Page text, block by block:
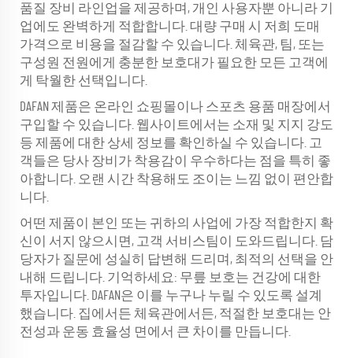
품질 장비 라인업을 제공하며, 개인 사용자뿐 아니라 기
업에도 완벽하게 적합합니다. 대량 구매 시 저희 도매
가격으로 비용을 절감할 수 있습니다. 체육관, 팀, 또는
구성원 전원에게 충분한 보호대가 필요한 모든 고객에
게 탁월한 선택입니다.
DAFAN 제품은 온라인 쇼핑몰이나 스포츠 용품 매장에서
구입할 수 있습니다. 웹사이트에서는 소재 및 지지 강도
등 제품에 대한 상세 정보를 확인하실 수 있습니다. 고
객들은 당사 장비가 착용감이 우수하다는 점을 특히 좋
아합니다. 오랜 시간 착용해도 조이는 느낌 없이 편안합
니다.
어떤 제품이 본인 또는 귀하의 사업에 가장 적합한지 확
신이 서지 않으시면, 고객 서비스팀이 도와드립니다. 담
당자가 질문에 성실히 답변해 드리며, 최적의 선택을 안
내해 드립니다. 기억하세요: 무릎 보호는 건강에 대한
투자입니다. DAFAN은 이를 누구나 누릴 수 있도록 설계
했습니다. 집에서든 체육관에서든, 적절한 보호대는 안
전성과 운동 효율성 면에서 큰 차이를 만듭니다.